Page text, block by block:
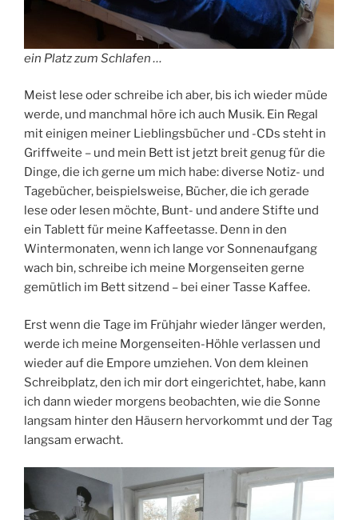
ein Platz zum Schlafen …
Meist lese oder schreibe ich aber, bis ich wieder müde
werde, und manchmal höre ich auch Musik. Ein Regal
mit einigen meiner Lieblingsbücher und -CDs steht in
Griffweite – und mein Bett ist jetzt breit genug für die
Dinge, die ich gerne um mich habe: diverse Notiz- und
Tagebücher, beispielsweise, Bücher, die ich gerade
lese oder lesen möchte, Bunt- und andere Stifte und
ein Tablett für meine Kaffeetasse. Denn in den
Wintermonaten, wenn ich lange vor Sonnenaufgang
wach bin, schreibe ich meine Morgenseiten gerne
gemütlich im Bett sitzend – bei einer Tasse Kaffee.
Erst wenn die Tage im Frühjahr wieder länger werden,
werde ich meine Morgenseiten-Höhle verlassen und
wieder auf die Empore umziehen. Von dem kleinen
Schreibplatz, den ich mir dort eingerichtet, habe, kann
ich dann wieder morgens beobachten, wie die Sonne
langsam hinter den Häusern hervorkommt und der Tag
langsam erwacht.